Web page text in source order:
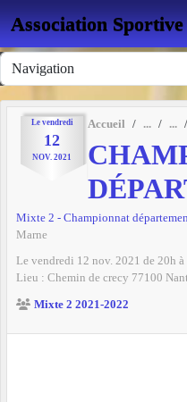
Association
Le vendredi
12
NOV. 2021
Accueil
Mixte 2 - Championnat
Marne
Le vendredi 12 nov. 2021 de 20h à
Lieu : Chemin de crecy 77100
Mixte 2 2021-2022